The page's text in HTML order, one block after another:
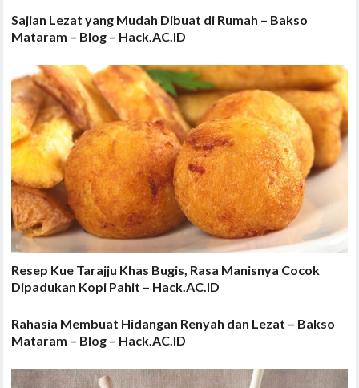
Sajian Lezat yang Mudah Dibuat di Rumah – Bakso
Mataram – Blog – Hack.AC.ID
Resep Kue Tarajju Khas Bugis, Rasa Manisnya Cocok
Dipadukan Kopi Pahit – Hack.AC.ID
Rahasia Membuat Hidangan Renyah dan Lezat – Bakso
Mataram – Blog – Hack.AC.ID